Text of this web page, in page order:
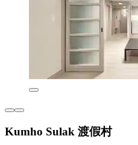
Kumho Sulak 渡假村